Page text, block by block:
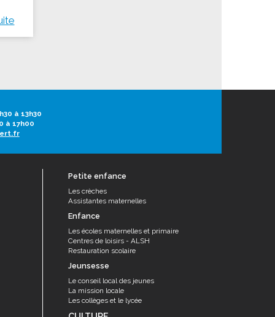
à 13h30
à 17h00
Petite enfance
Les crèches
Assistantes maternelles
Enfance
Les écoles maternelles et primaire
Centres de loisirs - ALSH
Restauration scolaire
Jeunsesse
Le conseil local des jeunes
La mission locale
Les collèges et le lycée